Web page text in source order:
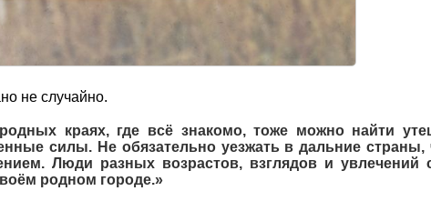
не случайно.
краях, где всё знакомо, тоже можно найти
силы. Не обязательно уезжать в дальние страны,
Люди разных возрастов, взглядов и увлечений
родном городе.»